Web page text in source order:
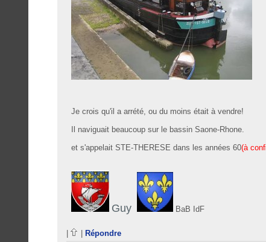
Je crois qu'il a arrété, ou du moins était à vendre!
Il naviguait beaucoup sur le bassin Saone-Rhone.
et s'appelait STE-THERESE dans les années 60(à
Guy BaB IdF
Répondre